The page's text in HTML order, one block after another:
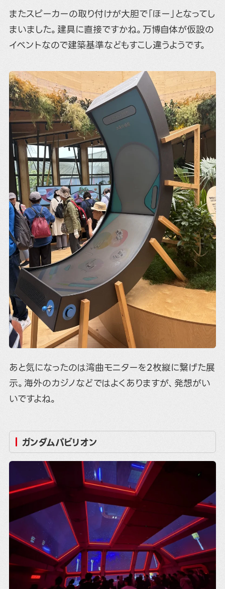
またスピーカーの取り付けが大胆で「ほー」となってし
まいました。建具に直接ですかね。万博自体が仮設の
イベントなので建築基準などもすこし違うようです。
あと気になったのは湾曲モニターを2枚縦に繋げた展
示。海外のカジノなどではよくありますが、発想がい
いですよね。
ガンダムパビリオン